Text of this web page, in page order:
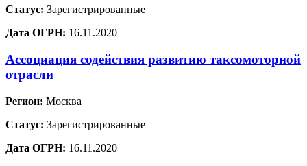
Статус: Зарегистрированные
Дата ОГРН: 16.11.2020
Ассоциация содействия развитию таксомоторной
отрасли
Регион: Москва
Статус: Зарегистрированные
Дата ОГРН: 16.11.2020